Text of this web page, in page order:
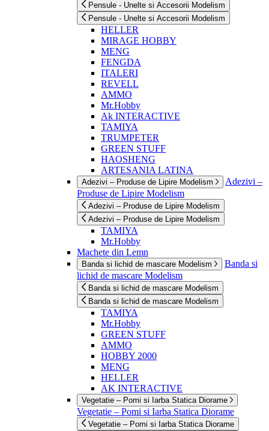
Pensule - Unelte si Accesorii Modelism
Pensule - Unelte si Accesorii Modelism
HELLER
MIRAGE HOBBY
MENG
FENGDA
ITALERI
REVELL
AMMO
Mr.Hobby
Ak INTERACTIVE
TAMIYA
TRUMPETER
GREEN STUFF
HAOSHENG
ARTESANIA LATINA
Adezivi – Produse de Lipire Modelism
Adezivi –
Produse de Lipire Modelism
Adezivi – Produse de Lipire Modelism
Adezivi – Produse de Lipire Modelism
TAMIYA
Mr.Hobby
Machete din Lemn
Banda si lichid de mascare Modelism
Banda si
lichid de mascare Modelism
Banda si lichid de mascare Modelism
Banda si lichid de mascare Modelism
TAMIYA
Mr.Hobby
GREEN STUFF
AMMO
HOBBY 2000
MENG
HELLER
AK INTERACTIVE
Vegetatie – Pomi si Iarba Statica Diorame
Vegetatie – Pomi si Iarba Statica Diorame
Vegetatie – Pomi si Iarba Statica Diorame